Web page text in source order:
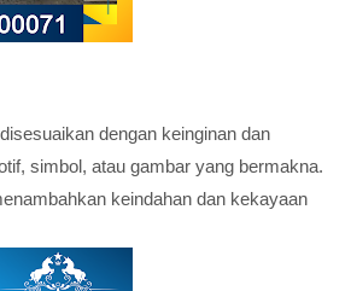
dengan keinginan dan
simbol, atau gambar yang bermakna.
keindahan dan kekayaan